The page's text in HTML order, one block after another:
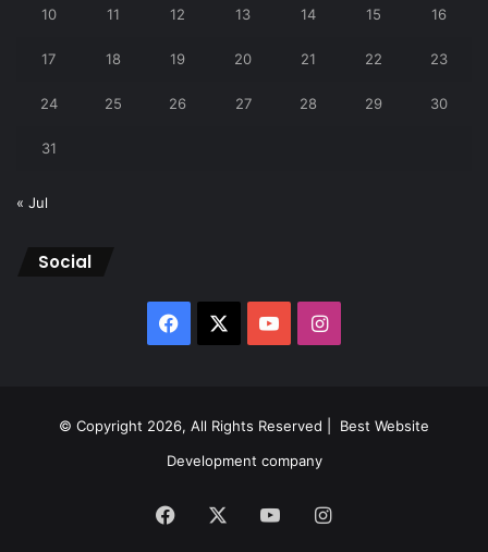
10 11 12 13 14 15 16
17 18 19 20 21 22 23
24 25 26 27 28 29 30
31
« Jul
Social
Facebook YouTubeInstagram
© Copyright 2026, All Rights Reserved | Best Website
Development company
Facebook YouTubeInstagram